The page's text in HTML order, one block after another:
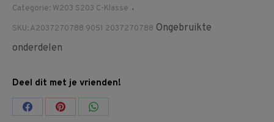
Categorie: W203 S203 C-Klasse
SKU:A2037270788 9051 2037270788 Ongebruikte
onderdelen
Deel dit met je vrienden!
Share Share Share